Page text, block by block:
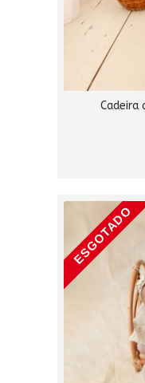
Cadeira
ESGOTADO